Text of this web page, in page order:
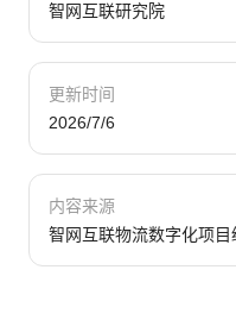
智网互联研究院
更新时间
2026/7/6
内容来源
智网互联物流数字化项目